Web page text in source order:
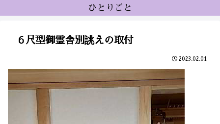
ひとりごと
６尺型御霊舎別誂えの取付
2023.02.01